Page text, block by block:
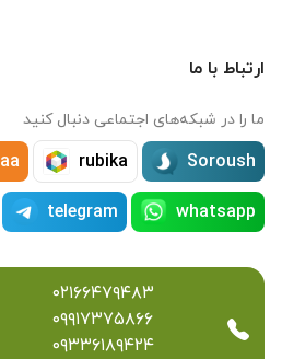
ارتباط با ما
ما را در شبکه‌های اجتماعی دنبال کنید
Soroush
rubika
whatsapp
telegram
۰۲۱۶۶۴۷۹۴۸۳
۰۹۹۱۷۳۷۵۸۶۶
۰۹۳۳۶۱۸۹۴۲۴